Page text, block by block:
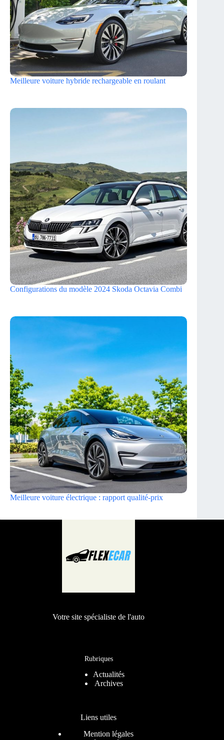
Meilleure voiture hybride rechargeable en roulant
Configurations du modèle 2024 Skoda Octavia Combi
Meilleure voiture électrique : rapport qualité-prix
Votre site spécialiste de l'auto
Rubriques
Actualités
Archives
Liens utiles
Mention légales